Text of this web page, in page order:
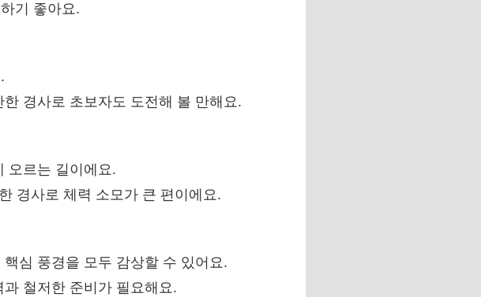
기 좋아요.
경사로 초보자도 도전해 볼 만해요.
오르는 길이에요.
경사로 체력 소모가 큰 편이에요.
심 풍경을 모두 감상할 수 있어요.
철저한 준비가 필요해요.